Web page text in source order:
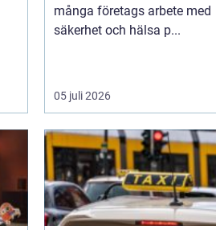
många företags arbete med
säkerhet och hälsa p...
05 juli 2026